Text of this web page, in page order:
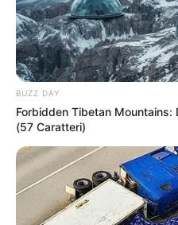
LIRE
BUZZ DAY
Forbidden Tibetan Mountains:
(57 Caratteri)